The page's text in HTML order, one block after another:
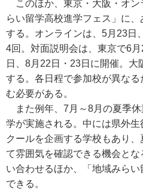
このほか、東京・大阪・オン
らい留学高校進学フェス」に
する。オンラインは、5月23日
4回。対面説明会は、東京で6
日、8月22日・23日に開催。
する。各日程で参加校が異な
む必要がある。
また例年、7月～8月の夏季休
学が実施される。中には県外
クールを企画する学校もあり
て雰囲気を確認できる機会と
い合わせるほか、「地域みら
できる。